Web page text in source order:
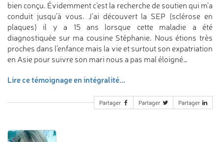
bien conçu. Évidemment c’est la recherche de soutien qui m’a
conduit jusqu’à vous. J’ai découvert la SEP (sclérose en
plaques) il y a 15 ans lorsque cette maladie a été
diagnostiquée sur ma cousine Stéphanie. Nous étions très
proches dans l’enfance mais la vie et surtout son expatriation
en Asie pour suivre son mari nous a pas mal éloigné…
Lire ce témoignage en intégralité...
Partager Partager Partager